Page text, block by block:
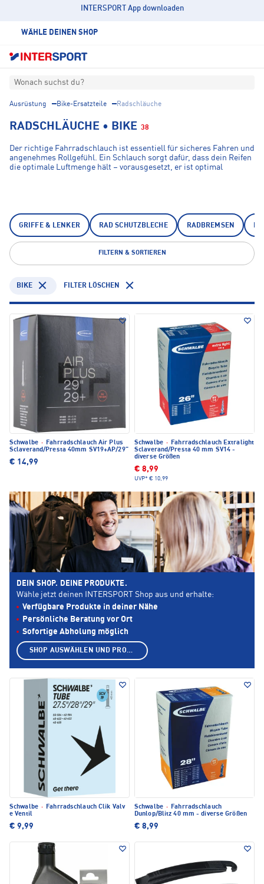
INTERSPORT App downloaden
WÄHLE DEINEN SHOP
Wonach suchst du?
Ausrüstung Bike-Ersatzteile Radschläuche
RADSCHLÄUCHE • BIKE 38
Der richtige Fahrradschlauch ist essentiell für sicheres Fahren und
angenehmes Rollgefühl. Ein Schlauch sorgt dafür, dass dein Reifen
die optimale Luftmenge hält – vorausgesetzt, er ist optimal
GRIFFE & LENKER RAD SCHUTZBLECHE RADBREMSEN
FILTERN & SORTIEREN
BIKE FILTER LÖSCHEN
Schwalbe ·
Fahrradschlauch Air Plus
Sclaverand/Presta 40mm SV19+AP/29"
€ 14,99
Schwalbe ·
Fahrradschlauch Extralight
Sclaverand/Presta 40 mm SV14 -
diverse Größen
€ 8,99
UVP* € 10,99
Schwalbe · Fahrradschlauch Clik Valv
e Ventil
€ 9,99
Schwalbe · Fahrradschlauch
Dunlop/Blitz 40 mm - diverse Größen
€ 8,99
DEIN SHOP. DEINE PRODUKTE.
Wähle jetzt deinen INTERSPORT Shop aus und erhalte:
Verfügbare Produkte in deiner Nähe
Persönliche Beratung vor Ort
Sofortige Abholung möglich
SHOP AUSWÄHLEN UND PRODUKTE ANZEIGEN